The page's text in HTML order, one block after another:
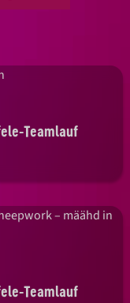
Teamlauf
Teamlauf